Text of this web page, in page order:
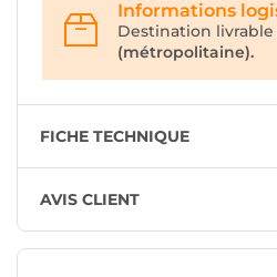
Informations
Destination livrable
(métropolitaine).
FICHE TECHNIQUE
AVIS CLIENT